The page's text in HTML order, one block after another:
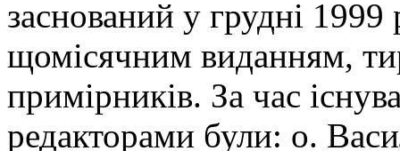
заснований у грудні
щомісячним виданням,
примірників. За час
редакторами були: о.